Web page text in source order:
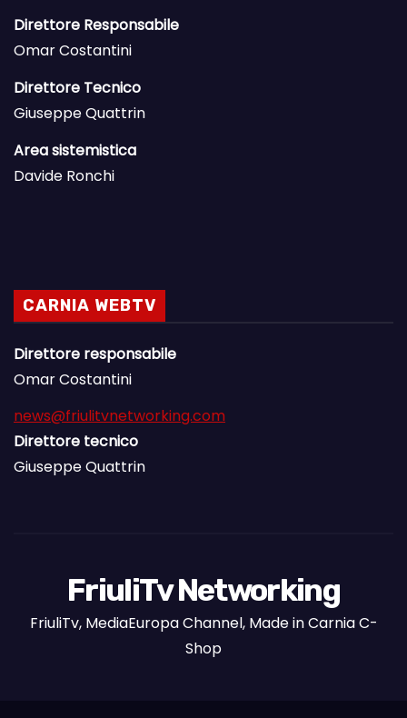
Direttore Responsabile
Omar Costantini
Direttore Tecnico
Giuseppe Quattrin
Area sistemistica
Davide Ronchi
CARNIA WEBTV
Direttore responsabile
Omar Costantini
news@friulitvnetworking.com
Direttore tecnico
Giuseppe Quattrin
FriuliTv Networking
FriuliTv, MediaEuropa Channel, Made in Carnia C-
Shop